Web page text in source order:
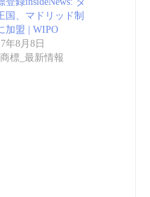
国、マドリッド制
加盟 | WIPO
年8月8日
商標_最新情報